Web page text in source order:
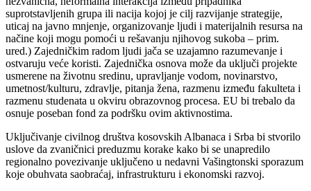
suprotstavljenih grupa ili nacija kojoj je cilj razvijanje strategije,
uticaj na javno mnjenje, organizovanje ljudi i materijalnih resursa na
načine koji mogu pomoći u rešavanju njihovog sukoba – prim.
ured.) Zajedničkim radom ljudi jača se uzajamno razumevanje i
ostvaruju veće koristi. Zajednička osnova može da uključi projekte
usmerene na životnu sredinu, upravljanje vodom, novinarstvo,
umetnost/kulturu, zdravlje, pitanja žena, razmenu između fakulteta i
razmenu studenata u okviru obrazovnog procesa. EU bi trebalo da
osnuje poseban fond za podršku ovim aktivnostima.
Uključivanje civilnog društva kosovskih Albanaca i Srba bi stvorilo
uslove da zvaničnici preduzmu korake kako bi se unapredilo
regionalno povezivanje uključeno u nedavni Vašingtonski sporazum
koje obuhvata saobraćaj, infrastrukturu i ekonomski razvoj.